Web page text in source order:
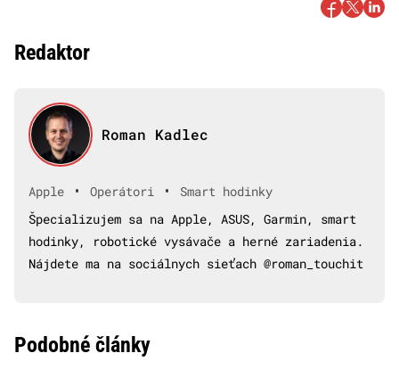
Redaktor
Roman Kadlec
Apple • Operátori •
Smart hodinky
Špecializujem sa na Apple, ASUS, Garmin, smart
hodinky, robotické vysávače a herné zariadenia.
Nájdete ma na sociálnych sieťach @roman_touchit
Podobné články